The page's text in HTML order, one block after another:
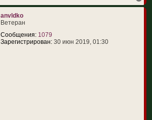
е
р
anvldko
Ветеран
Сообщения: 1079
Зарегистрирован:30 июн 2019, 01:30